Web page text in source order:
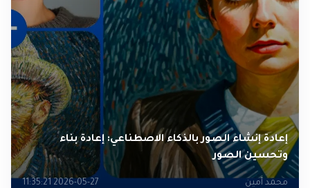
إعادة إنشاء الصور بالذكاء الاصطناعي: إعادة بناء
وتحسين الصور
محمد أمين 2026-05-27 11:35:21